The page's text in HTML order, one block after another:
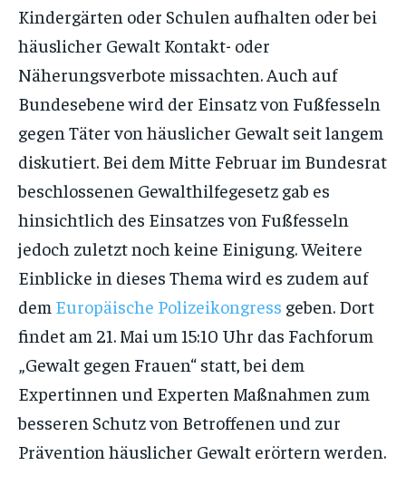
Kindergärten oder Schulen aufhalten oder bei
häuslicher Gewalt Kontakt- oder
Näherungsverbote missachten. Auch auf
Bundesebene wird der Einsatz von Fußfesseln
gegen Täter von häuslicher Gewalt seit langem
diskutiert. Bei dem Mitte Februar im Bundesrat
beschlossenen Gewalthilfegesetz gab es
hinsichtlich des Einsatzes von Fußfesseln
jedoch zuletzt noch keine Einigung. Weitere
Einblicke in dieses Thema wird es zudem auf
dem Europäische Polizeikongress geben. Dort
findet am 21. Mai um 15:10 Uhr das Fachforum
„Gewalt gegen Frauen“ statt, bei dem
Expertinnen und Experten Maßnahmen zum
besseren Schutz von Betroffenen und zur
Prävention häuslicher Gewalt erörtern werden.